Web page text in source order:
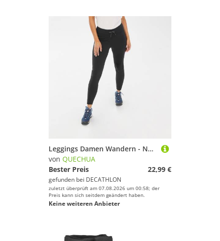
Leggings Damen Wandern - NH100 schwarz
von QUECHUA
Bester Preis
22,99 €
gefunden bei DECATHLON
zuletzt überprüft am 07.08.2026 um 00:58; der
Preis kann sich seitdem geändert haben.
Keine weiteren Anbieter